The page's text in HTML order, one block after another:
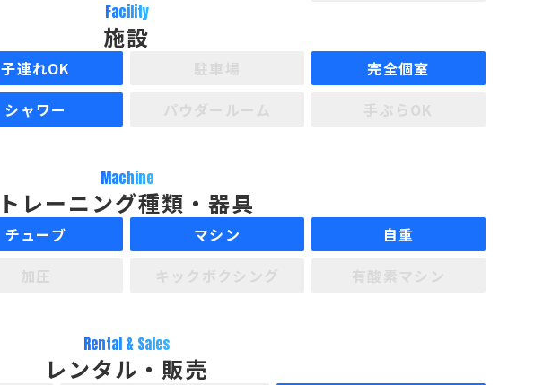
Facility
施設
子連れOK
完全個室
シャワー
Machine
トレーニング種類・器具
チューブ マシン
自重
Rental & Sales
レンタル・販売